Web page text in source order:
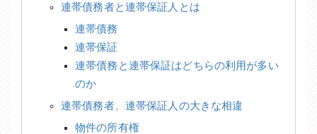
連帯債務者と連帯保証人とは
連帯債務
連帯保証
連帯債務と連帯保証はどちらの利用が多い
のか
連帯債務者、連帯保証人の大きな相違
物件の所有権